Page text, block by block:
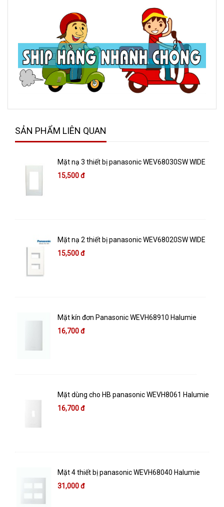
SẢN PHẨM LIÊN QUAN
Mặt nạ 3 thiết bị panasonic WEV68030SW WIDE
15,500 đ
Mặt nạ 2 thiết bị panasonic WEV68020SW WIDE
15,500 đ
Mặt kín đơn Panasonic WEVH68910 Halumie
16,700 đ
Mặt dùng cho HB panasonic WEVH8061 Halumie
16,700 đ
Mặt 4 thiết bị panasonic WEVH68040 Halumie
31,000 đ